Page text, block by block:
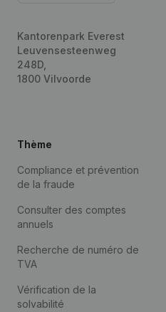
Kantorenpark Everest
Leuvensesteenweg
248D,
1800 Vilvoorde
Thème
Compliance et prévention
de la fraude
Consulter des comptes
annuels
Recherche de numéro de
TVA
Vérification de la
solvabilité